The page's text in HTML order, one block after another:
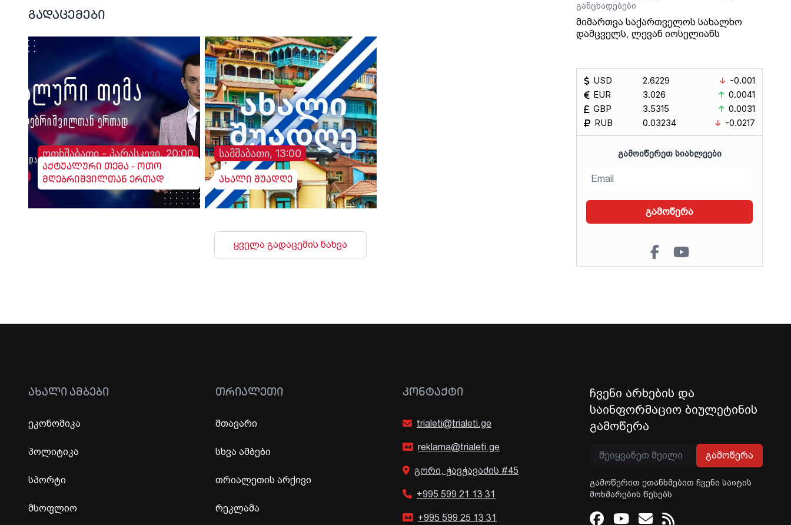
გადაცემები
ოთხშაბათი - პარასკევი, 20:00
აქტუალური თემა - ოთო
მღებრიშვილთან ერთად
სამშაბათი, 13:00
ახალი შუადღე
ყველა გადაცემის ნახვა
განცხადებები
მიმართვა საქართველოს სახალხო
დამცველს, ლევან იოსელიანს
USD
EUR
GBP
RUB
2.6229
3.026
3.5315
0.03234
-0.001
0.0041
0.0031
-0.0217
ᲒᲐᲛᲝᲘᲬᲔᲠᲔᲗ ᲡᲘᲐᲮᲚᲔᲔᲑᲘ
გამოწერა
ᲐᲮᲐᲚᲘ ᲐᲛᲑᲔᲑᲘ
ეკონომიკა
პოლიტიკა
სპორტი
მსოფლიო
ᲗᲠᲘᲐᲚᲔᲗᲘ
მთავარი
სხვა ამბები
თრიალეთის არქივი
რეკლამა
ᲙᲝᲜᲢᲐᲥᲢᲘ
trialeti@trialeti.ge
reklama@trialeti.ge
გორი, ჭავჭავაძის #45
+995 599 21 13 31
+995 599 25 13 31
ჩვენი არხების და
საინფორმაციო ბიულეტინის
გამოწერა
გამოწერა
გამოწერით ეთანხმებით ჩვენი საიტის
მოხმარების წესებს
Facebook
Youtube
Email
RSS